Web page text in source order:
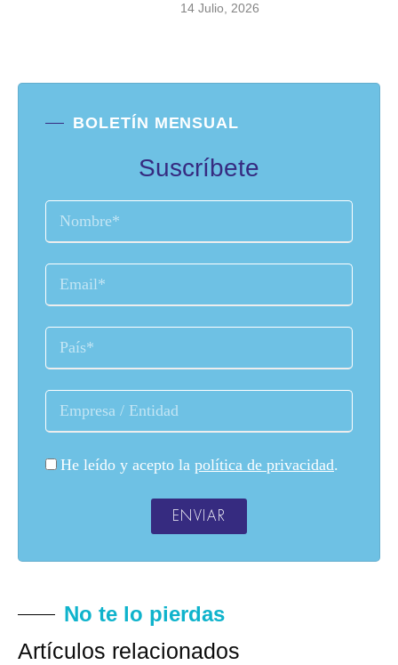
14 Julio, 2026
BOLETÍN MENSUAL
Suscríbete
He leído y acepto la política de privacidad.
ENVIAR
No te lo pierdas
Artículos relacionados